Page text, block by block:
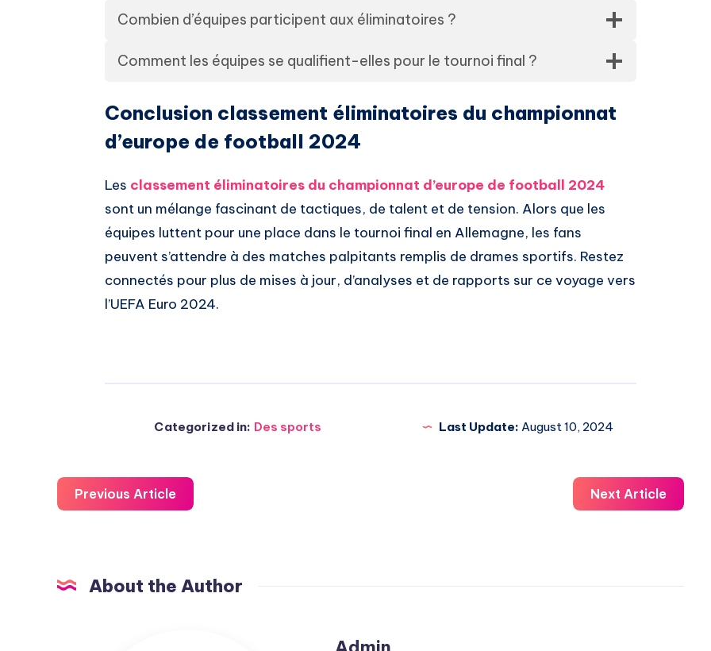
Combien d’équipes participent aux éliminatoires ?
Comment les équipes se qualifient-elles pour le tournoi final ?
Conclusion classement éliminatoires du championnat
d’europe de football 2024
Les classement éliminatoires du championnat d’europe de football 2024
sont un mélange fascinant de tactiques, de talent et de tension. Alors que les
équipes luttent pour une place dans le tournoi final en Allemagne, les fans
peuvent s’attendre à des matches palpitants remplis de drames sportifs. Restez
connectés pour plus de mises à jour, d’analyses et de rapports sur ce voyage vers
l’UEFA Euro 2024.
Categorized in: Des sports Last Update: August 10, 2024
Previous Article Next Article
About the Author